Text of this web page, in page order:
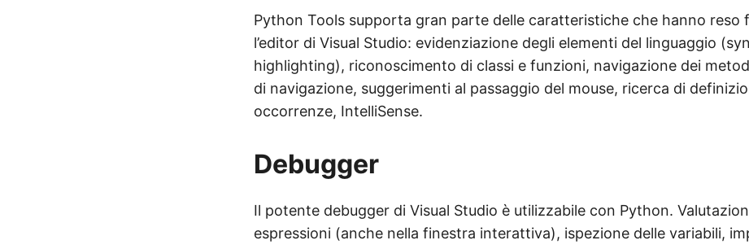
Python Tools supporta gran parte delle caratteristiche che hanno reso
l’editor di Visual Studio: evidenziazione degli elementi del linguaggio
highlighting), riconoscimento di classi e funzioni, navigazione dei
di navigazione, suggerimenti al passaggio del mouse, ricerca di
occorrenze, IntelliSense.
Debugger
Il potente debugger di Visual Studio è utilizzabile con Python.
espressioni (anche nella finestra interattiva), ispezione delle variabili,